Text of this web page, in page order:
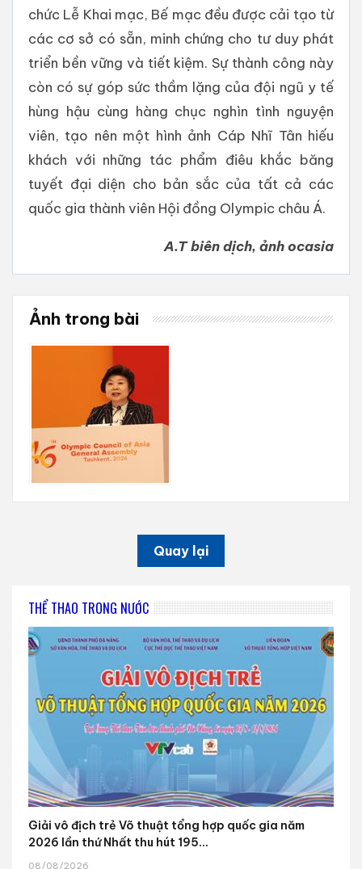
chức Lễ Khai mạc, Bế mạc đều được cải tạo từ
các cơ sở có sẵn, minh chứng cho tư duy phát
triển bền vững và tiết kiệm. Sự thành công này
còn có sự góp sức thầm lặng của đội ngũ y tế
hùng hậu cùng hàng chục nghìn tình nguyện
viên, tạo nên một hình ảnh Cáp Nhĩ Tân hiếu
khách với những tác phẩm điêu khắc băng
tuyết đại diện cho bản sắc của tất cả các
quốc gia thành viên Hội đồng Olympic châu Á.
A.T biên dịch, ảnh ocasia
Ảnh trong bài
Quay lại
THỂ THAO TRONG NƯỚC
Giải vô địch trẻ Võ thuật tổng hợp quốc gia năm
2026 lần thứ Nhất thu hút 195...
08/08/2026